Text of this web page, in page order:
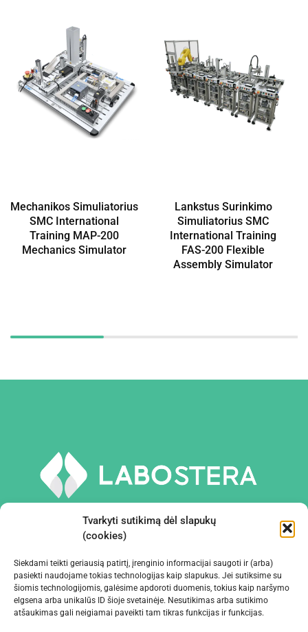
Tvarkyti sutikimą dėl slapukų
(cookies)
Siekdami teikti geriausią patirtį, įrenginio informacijai saugoti ir (arba)
pasiekti naudojame tokias technologijas kaip slapukus. Jei sutiksime su
šiomis technologijomis, galėsime apdoroti duomenis, tokius kaip naršymo
elgsena arba unikalūs ID šioje svetainėje. Nesutikimas arba sutikimo
atšaukimas gali neigiamai paveikti tam tikras funkcijas ir funkcijas.
Mechanikos Simuliatorius
SMC International
Training MAP-200
Mechanics Simulator
Lankstus Surinkimo
Simuliatorius SMC
International Training
FAS-200 Flexible
Assembly Simulator
PRIEMONĖS IR ĮRANGA
ĮMONĖ